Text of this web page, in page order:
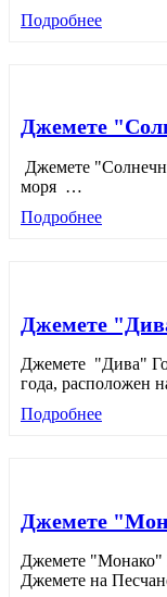
Подробнее
Джемете
Джемете
моря …
Подробнее
Джемете
Джемете "Дива"
года, расположен
Подробнее
Джемете
Джемете "Монако"
Джемете на